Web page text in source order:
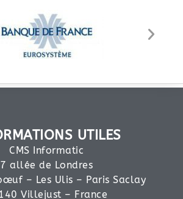
UTILES
CMS Informatic
7 allée de Londres
– Les Ulis – Paris Saclay
Villejust – France